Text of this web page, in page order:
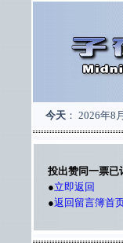
今天 ： 2026年8
投出赞同一票已
●立即返回
●返回留言簿首